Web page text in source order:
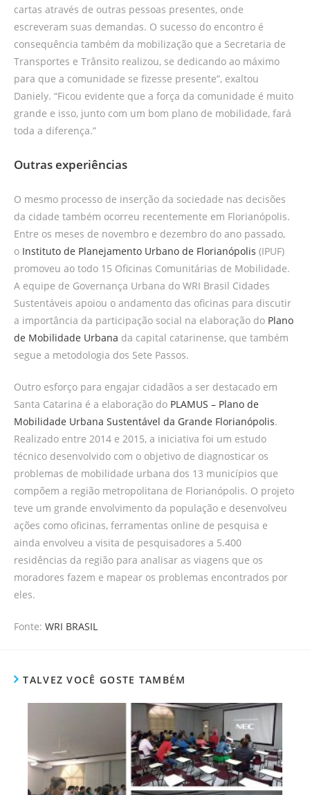
cartas através de outras pessoas presentes, onde
escreveram suas demandas. O sucesso do encontro é
consequência também da mobilização que a Secretaria de
Transportes e Trânsito realizou, se dedicando ao máximo
para que a comunidade se fizesse presente”, exaltou
Daniely. “Ficou evidente que a força da comunidade é muito
grande e isso, junto com um bom plano de mobilidade, fará
toda a diferença.”
Outras experiências
O mesmo processo de inserção da sociedade nas decisões
da cidade também ocorreu recentemente em Florianópolis.
Entre os meses de novembro e dezembro do ano passado,
o Instituto de Planejamento Urbano de Florianópolis (IPUF)
promoveu ao todo 15 Oficinas Comunitárias de Mobilidade.
A equipe de Governança Urbana do WRI Brasil Cidades
Sustentáveis apoiou o andamento das oficinas para discutir
a importância da participação social na elaboração do Plano
de Mobilidade Urbana da capital catarinense, que também
segue a metodologia dos Sete Passos.
Outro esforço para engajar cidadãos a ser destacado em
Santa Catarina é a elaboração do PLAMUS – Plano de
Mobilidade Urbana Sustentável da Grande Florianópolis.
Realizado entre 2014 e 2015, a iniciativa foi um estudo
técnico desenvolvido com o objetivo de diagnosticar os
problemas de mobilidade urbana dos 13 municípios que
compõem a região metropolitana de Florianópolis. O projeto
teve um grande envolvimento da população e desenvolveu
ações como oficinas, ferramentas online de pesquisa e
ainda envolveu a visita de pesquisadores a 5.400
residências da região para analisar as viagens que os
moradores fazem e mapear os problemas encontrados por
eles.
Fonte: WRI BRASIL
TALVEZ VOCÊ GOSTE TAMBÉM